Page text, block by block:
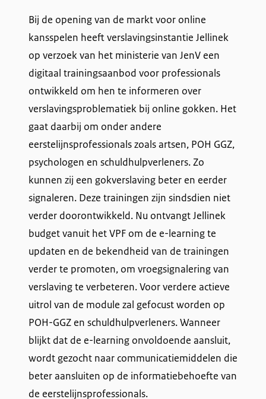
Bij de opening van de markt voor online
kansspelen heeft verslavingsinstantie Jellinek
op verzoek van het ministerie van JenV een
digitaal trainingsaanbod voor professionals
ontwikkeld om hen te informeren over
verslavingsproblematiek bij online gokken. Het
gaat daarbij om onder andere
eerstelijnsprofessionals zoals artsen, POH GGZ,
psychologen en schuldhulpverleners. Zo
kunnen zij een gokverslaving beter en eerder
signaleren. Deze trainingen zijn sindsdien niet
verder doorontwikkeld. Nu ontvangt Jellinek
budget vanuit het VPF om de e-learning te
updaten en de bekendheid van de trainingen
verder te promoten, om vroegsignalering van
verslaving te verbeteren. Voor verdere actieve
uitrol van de module zal gefocust worden op
POH-GGZ en schuldhulpverleners. Wanneer
blijkt dat de e-learning onvoldoende aansluit,
wordt gezocht naar communicatiemiddelen die
beter aansluiten op de informatiebehoefte van
de eerstelijnsprofessionals.